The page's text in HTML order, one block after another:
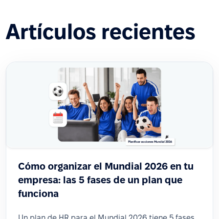
Artículos recientes
Cómo organizar el Mundial 2026 en tu
empresa: las 5 fases de un plan que
funciona